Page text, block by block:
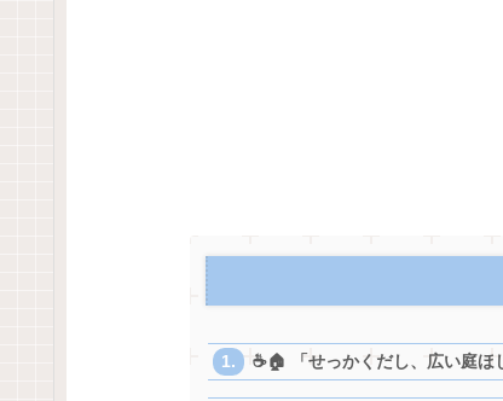
☕️🏠 「せっかくだし、広い庭ほ